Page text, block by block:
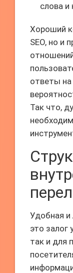
слова и
Хороший
SEO, но и
ответы
Так что,
Удобная и
это залог
так и для